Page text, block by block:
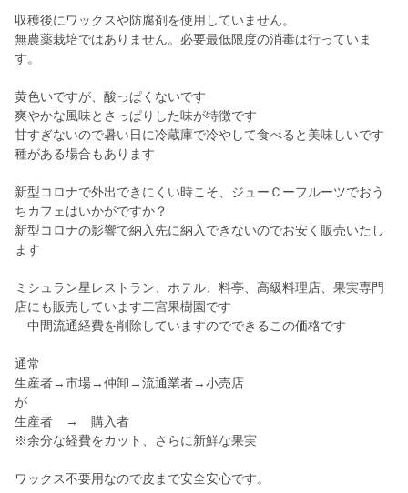
収穫後にワックスや防腐剤を使用していません。
無農薬栽培ではありません。必要最低限度の消毒は行っていま
す。
黄色いですが、酸っぱくないです
爽やかな風味とさっぱりした味が特徴です
甘すぎないので暑い日に冷蔵庫で冷やして食べると美味しいです
種がある場合もあります
新型コロナで外出できにくい時こそ、ジューＣーフルーツでおう
ちカフェはいかがですか？
新型コロナの影響で納入先に納入できないのでお安く販売いたし
ます
ミシュラン星レストラン、ホテル、料亭、高級料理店、果実専門
店にも販売しています二宮果樹園です
中間流通経費を削除していますのでできるこの価格です
通常
生産者→市場→仲卸→流通業者→小売店
が
生産者 → 購入者
※余分な経費をカット、さらに新鮮な果実
ワックス不要用なので皮まで安全安心です。